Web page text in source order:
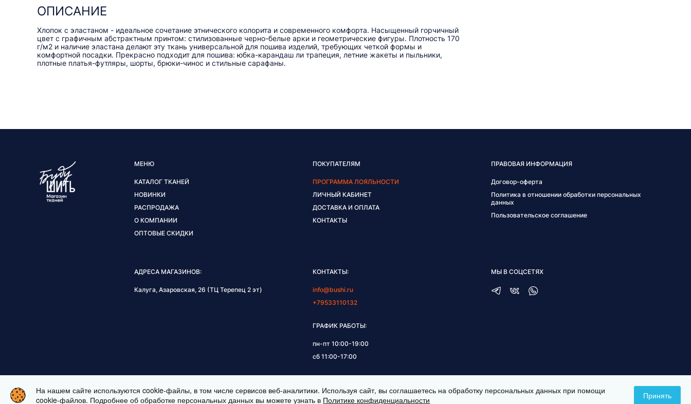
ОПИСАНИЕ
Хлопок с эластаном - идеальное сочетание этнического колорита и современного комфорта. Насыщенный горчичный
цвет с графичным абстрактным принтом: стилизованные черно-белые арки и геометрические фигуры. Плотность 170
г/м2 и наличие эластана делают эту ткань универсальной для пошива изделий, требующих четкой формы и
комфортной посадки. Прекрасно подходит для пошива: юбка-карандаш ли трапеция, летние жакеты и пыльники,
плотные платья-футляры, шорты, брюки-чинос и стильные сарафаны.
ЗАКАЗАТЬ ВИДЕОЗВОНОК
МЕНЮ
КАТАЛОГ ТКАНЕЙ
НОВИНКИ
РАСПРОДАЖА
О КОМПАНИИ
ОПТОВЫЕ СКИДКИ
ПОКУПАТЕЛЯМ
ПРОГРАММА ЛОЯЛЬНОСТИ
ЛИЧНЫЙ КАБИНЕТ
ДОСТАВКА И ОПЛАТА
КОНТАКТЫ
ПРАВОВАЯ ИНФОРМАЦИЯ
Договор-оферта
Политика в отношении обработки персональных
данных
Пользовательское соглашение
АДРЕСА МАГАЗИНОВ:
Калуга, Азаровская, 26 (ТЦ Терепец 2 эт)
КОНТАКТЫ:
info@bushi.ru
+79533110132
ГРАФИК РАБОТЫ:
пн-пт 10:00-19:00
сб 11:00-17:00
МЫ В СОЦСЕТЯХ
На нашем сайте используются cookie-файлы, в том числе сервисов веб-аналитики. Используя сайт, вы соглашаетесь на обработку персональных данных при помощи
cookie-файлов. Подробнее об обработке персональных данных вы можете узнать в Политике конфиденциальности Принять